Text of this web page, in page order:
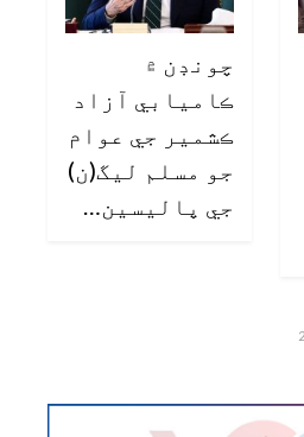
چونڊن ۾
ڪاميابي آزاد
ڪشمير جي عوام
جو مسلم ليگ(ن)
جي پاليسين…